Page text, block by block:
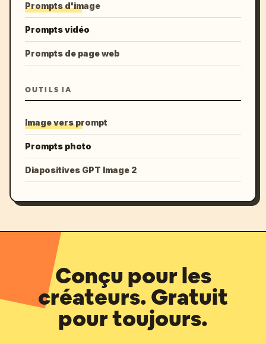
Prompts d'image
Prompts vidéo
Prompts de page web
OUTILS IA
Image vers prompt
Prompts photo
Diapositives GPT Image 2
Conçu pour les
créateurs. Gratuit
pour toujours.